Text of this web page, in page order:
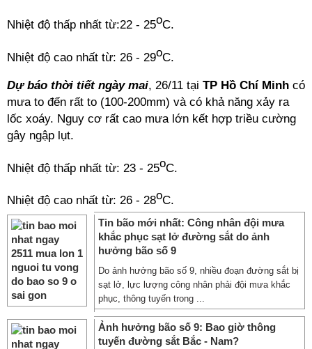
Nhiệt độ thấp nhất từ:22 - 25oC.
Nhiệt độ cao nhất từ: 26 - 29oC.
Dự báo thời tiết ngày mai, 26/11 tại TP Hồ Chí Minh có
mưa to đến rất to (100-200mm) và có khả năng xảy ra
lốc xoáy. Nguy cơ rất cao mưa lớn kết hợp triều cường
gây ngập lụt.
Nhiệt độ thấp nhất từ: 23 - 25oC.
Nhiệt độ cao nhất từ: 26 - 28oC.
Tin bão mới nhất: Công nhân đội mưa
khắc phục sạt lở đường sắt do ảnh
hưởng bão số 9
Do ảnh hưởng bão số 9, nhiều đoạn đường sắt bị
sạt lở, lực lượng công nhân phải đội mưa khắc
phục, thông tuyến trong ...
Ảnh hưởng bão số 9: Bao giờ thông
tuyến đường sắt Bắc - Nam?